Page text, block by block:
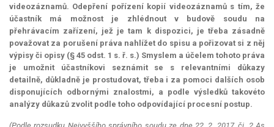
videozáznamů. Odepření pořízení kopií videozáznamů s tím, že
účastník má možnost je zhlédnout v budově soudu na
přehrávacím zařízení, jež je tam k dispozici, je třeba zásadně
považovat za porušení práva nahlížet do spisu a pořizovat si z něj
výpisy či opisy (§ 45 odst. 1 s. ř. s.) Smyslem a účelem tohoto práva
je umožnit účastníkovi seznámit se s relevantními důkazy
detailně, důkladně je prostudovat, třeba i za pomoci dalších osob
disponujících odbornými znalostmi, a podle výsledků takovéto
analýzy důkazů zvolit podle toho odpovídající procesní postup.